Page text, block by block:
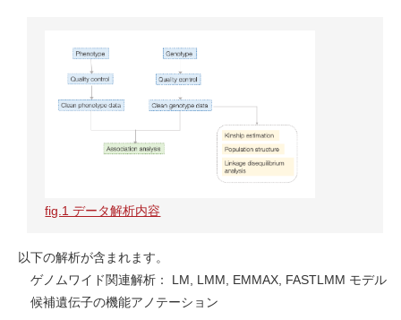
fig.1 データ解析内容
以下の解析が含まれます。
ゲノムワイド関連解析： LM, LMM, EMMAX, FASTLMM モデル
候補遺伝子の機能アノテーション